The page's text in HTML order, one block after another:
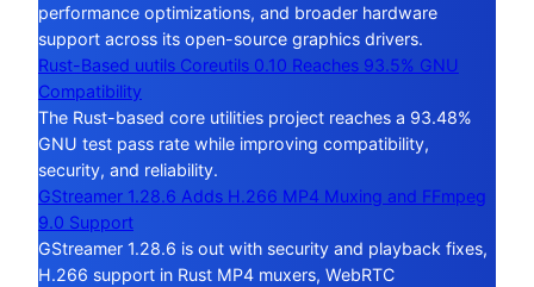
performance optimizations, and broader hardware
support across its open-source graphics drivers.
Rust-Based uutils Coreutils 0.10 Reaches 93.5% GNU
Compatibility
The Rust-based core utilities project reaches a 93.48%
GNU test pass rate while improving compatibility,
security, and reliability.
GStreamer 1.28.6 Adds H.266 MP4 Muxing and FFmpeg
9.0 Support
GStreamer 1.28.6 is out with security and playback fixes,
H.266 support in Rust MP4 muxers, WebRTC